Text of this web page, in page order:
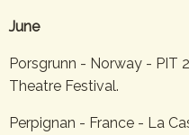
June
Porsgrunn - Norway - PIT
Theatre Festival.
Perpignan - France - La